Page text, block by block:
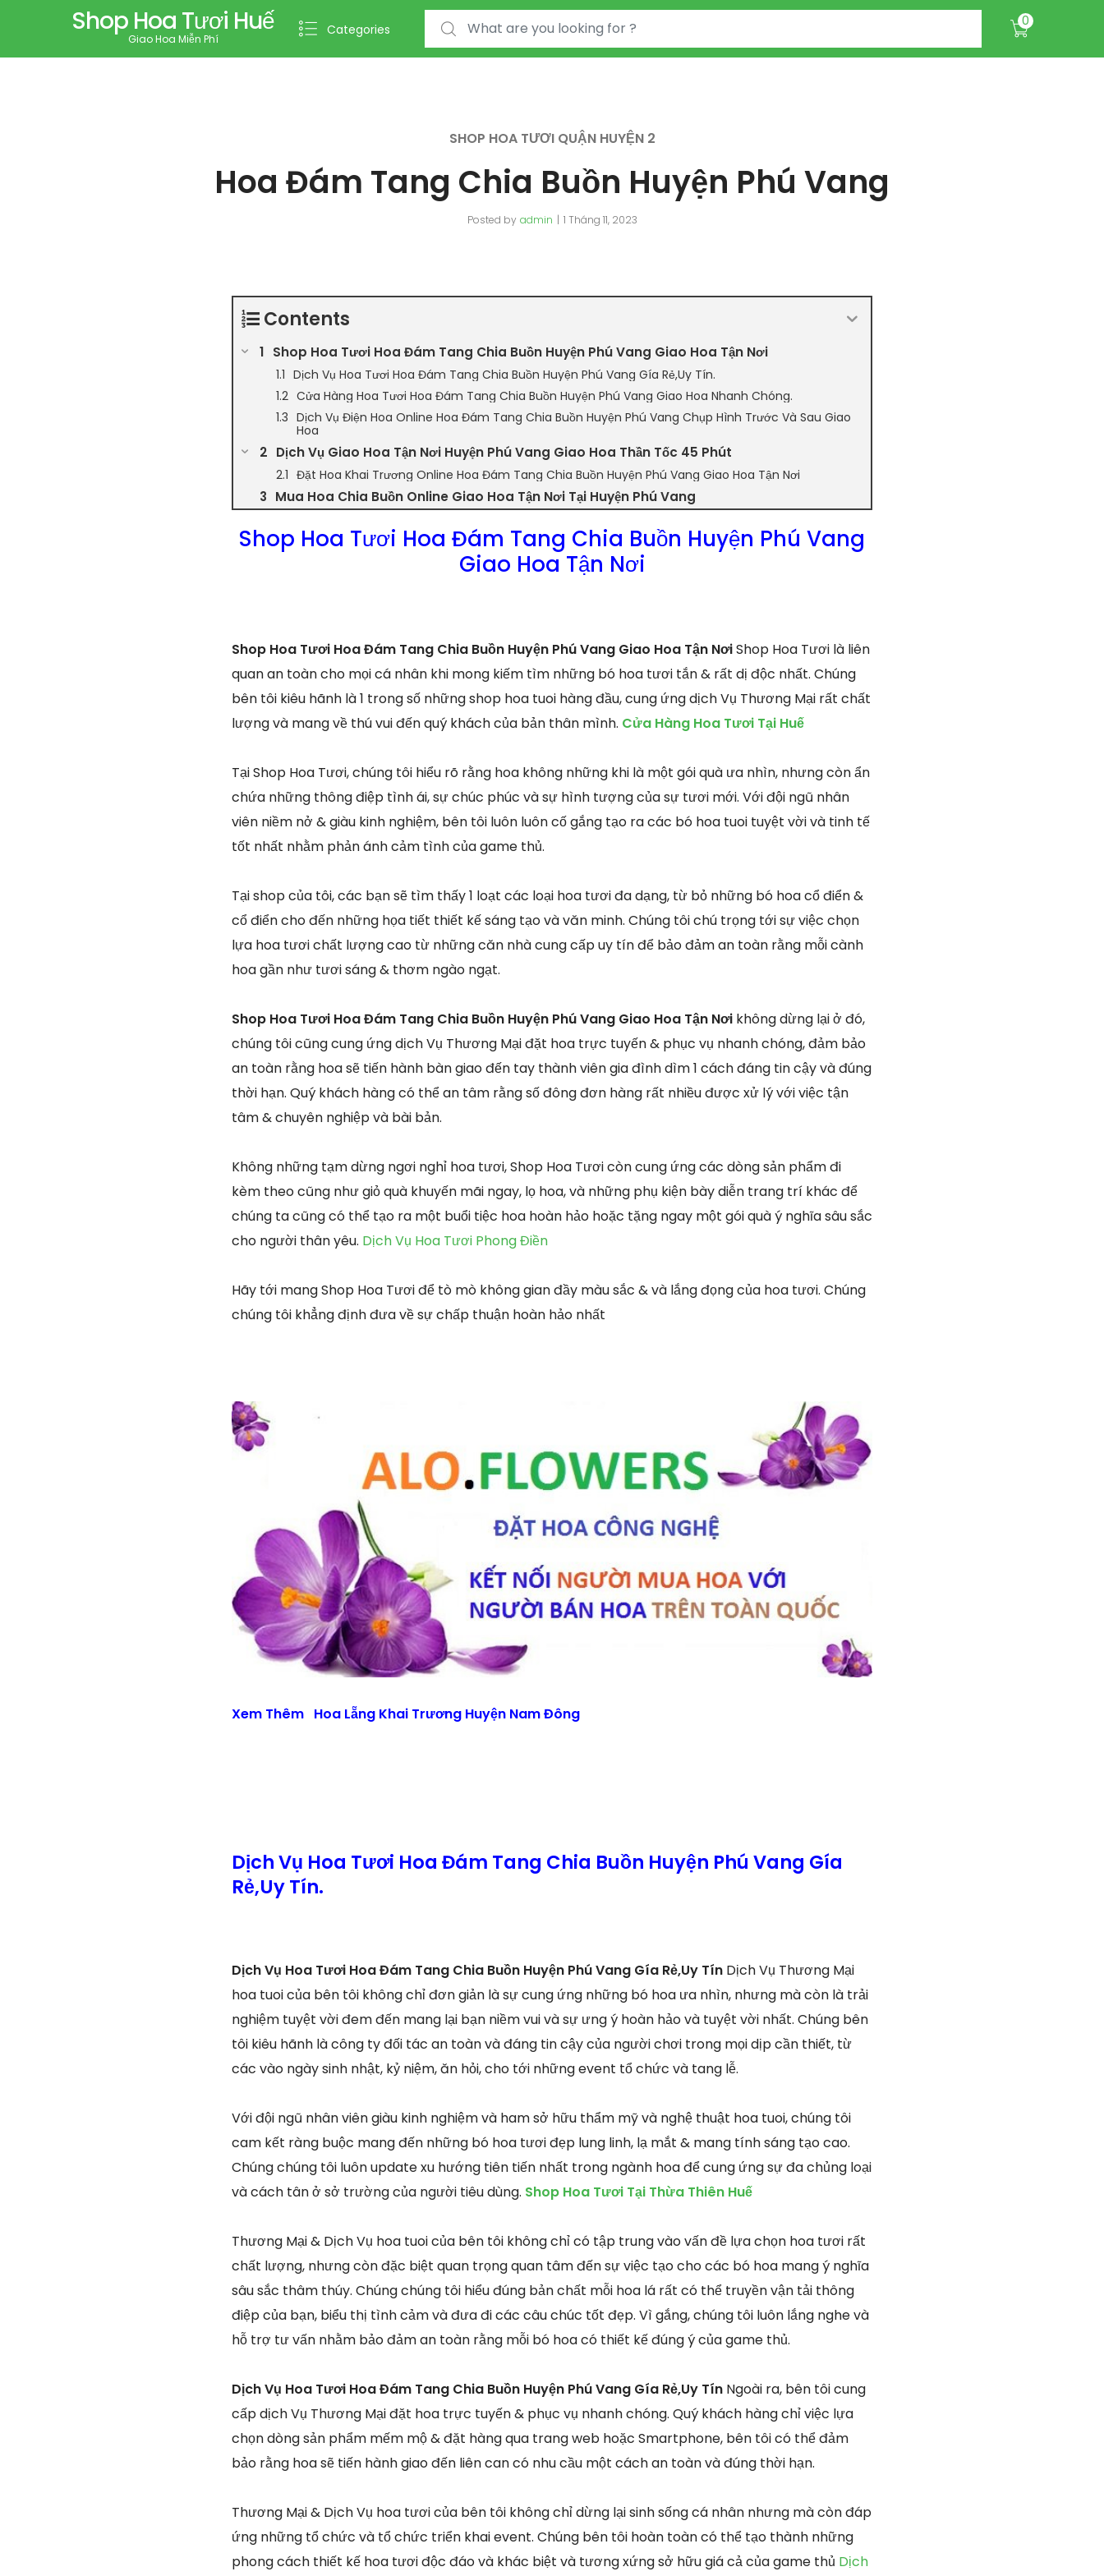
Shop Hoa Tươi Huế
Giao Hoa Miễn Phí
Categories
Search for: 0
SHOP HOA TƯƠI QUẬN HUYỆN 2
Hoa Đám Tang Chia Buồn Huyện Phú Vang
Posted by admin 1 Tháng 11, 2023
Contents
Shop Hoa Tươi Hoa Đám Tang Chia Buồn Huyện Phú Vang Giao Hoa Tận Nơi
Dịch Vụ Hoa Tươi Hoa Đám Tang Chia Buồn Huyện Phú Vang Gía Rẻ,Uy Tín.
Cửa Hàng Hoa Tươi Hoa Đám Tang Chia Buồn Huyện Phú Vang Giao Hoa Nhanh Chóng.
Dịch Vụ Điện Hoa Online Hoa Đám Tang Chia Buồn Huyện Phú Vang Chụp Hình Trước Và Sau Giao
Hoa
Dịch Vụ Giao Hoa Tận Nơi Huyện Phú Vang Giao Hoa Thần Tốc 45 Phút
Đặt Hoa Khai Trương Online Hoa Đám Tang Chia Buồn Huyện Phú Vang Giao Hoa Tận Nơi
Mua Hoa Chia Buồn Online Giao Hoa Tận Nơi Tại Huyện Phú Vang
Shop Hoa Tươi Hoa Đám Tang Chia Buồn Huyện Phú Vang
Giao Hoa Tận Nơi
Shop Hoa Tươi Hoa Đám Tang Chia Buồn Huyện Phú Vang Giao Hoa Tận NơiShop Hoa Tươi là liên
quan an toàn cho mọi cá nhân khi mong kiếm tìm những bó hoa tươi tắn & rất dị độc nhất. Chúng
bên tôi kiêu hãnh là 1 trong số những shop hoa tuoi hàng đầu, cung ứng dịch Vụ Thương Mại rất chất
lượng và mang về thú vui đến quý khách của bản thân mình. Cửa Hàng Hoa Tươi Tại Huế
Tại Shop Hoa Tươi, chúng tôi hiểu rõ rằng hoa không những khi là một gói quà ưa nhìn, nhưng còn ẩn
chứa những thông điệp tình ái, sự chúc phúc và sự hình tượng của sự tươi mới. Với đội ngũ nhân
viên niềm nở & giàu kinh nghiệm, bên tôi luôn luôn cố gắng tạo ra các bó hoa tuoi tuyệt vời và tinh tế
tốt nhất nhằm phản ánh cảm tình của game thủ.
Tại shop của tôi, các bạn sẽ tìm thấy 1 loạt các loại hoa tươi đa dạng, từ bỏ những bó hoa cổ điển &
cổ điển cho đến những họa tiết thiết kế sáng tạo và văn minh. Chúng tôi chú trọng tới sự việc chọn
lựa hoa tươi chất lượng cao từ những căn nhà cung cấp uy tín để bảo đảm an toàn rằng mỗi cành
hoa gần như tươi sáng & thơm ngào ngạt.
Shop Hoa Tươi Hoa Đám Tang Chia Buồn Huyện Phú Vang Giao Hoa Tận Nơi không dừng lại ở đó,
chúng tôi cũng cung ứng dịch Vụ Thương Mại đặt hoa trực tuyến & phục vụ nhanh chóng, đảm bảo
an toàn rằng hoa sẽ tiến hành bàn giao đến tay thành viên gia đình dìm 1 cách đáng tin cậy và đúng
thời hạn. Quý khách hàng có thể an tâm rằng số đông đơn hàng rất nhiều được xử lý với việc tận
tâm & chuyên nghiệp và bài bản.
Không những tạm dừng ngơi nghỉ hoa tươi, Shop Hoa Tươi còn cung ứng các dòng sản phẩm đi
kèm theo cũng như giỏ quà khuyến mãi ngay, lọ hoa, và những phụ kiện bày diễn trang trí khác để
chúng ta cũng có thể tạo ra một buổi tiệc hoa hoàn hảo hoặc tặng ngay một gói quà ý nghĩa sâu sắc
cho người thân yêu. Dịch Vụ Hoa Tươi Phong Điền
Hãy tới mang Shop Hoa Tươi để tò mò không gian đầy màu sắc & và lắng đọng của hoa tươi. Chúng
chúng tôi khẳng định đưa về sự chấp thuận hoàn hảo nhất
Xem Thêm Hoa Lẵng Khai Trương Huyện Nam Đông
Dịch Vụ Hoa Tươi Hoa Đám Tang Chia Buồn Huyện Phú Vang Gía
Rẻ,Uy Tín.
Dịch Vụ Hoa Tươi Hoa Đám Tang Chia Buồn Huyện Phú Vang Gía Rẻ,Uy Tín Dịch Vụ Thương Mại
hoa tuoi của bên tôi không chỉ đơn giản là sự cung ứng những bó hoa ưa nhìn, nhưng mà còn là trải
nghiệm tuyệt vời đem đến mang lại bạn niềm vui và sự ưng ý hoàn hảo và tuyệt vời nhất. Chúng bên
tôi kiêu hãnh là công ty đối tác an toàn và đáng tin cậy của người chơi trong mọi dịp cần thiết, từ
các vào ngày sinh nhật, kỷ niệm, ăn hỏi, cho tới những event tổ chức và tang lễ.
Với đội ngũ nhân viên giàu kinh nghiệm và ham sở hữu thẩm mỹ và nghệ thuật hoa tuoi, chúng tôi
cam kết ràng buộc mang đến những bó hoa tươi đẹp lung linh, lạ mắt & mang tính sáng tạo cao.
Chúng chúng tôi luôn update xu hướng tiên tiến nhất trong ngành hoa để cung ứng sự đa chủng loại
và cách tân ở sở trường của người tiêu dùng. Shop Hoa Tươi Tại Thừa Thiên Huế
Thương Mại & Dịch Vụ hoa tuoi của bên tôi không chỉ có tập trung vào vấn đề lựa chọn hoa tươi rất
chất lượng, nhưng còn đặc biệt quan trọng quan tâm đến sự việc tạo cho các bó hoa mang ý nghĩa
sâu sắc thâm thúy. Chúng chúng tôi hiểu đúng bản chất mỗi hoa lá rất có thể truyền vận tải thông
điệp của bạn, biểu thị tình cảm và đưa đi các câu chúc tốt đẹp. Vì gắng, chúng tôi luôn lắng nghe và
hỗ trợ tư vấn nhằm bảo đảm an toàn rằng mỗi bó hoa có thiết kế đúng ý của game thủ.
Dịch Vụ Hoa Tươi Hoa Đám Tang Chia Buồn Huyện Phú Vang Gía Rẻ,Uy Tín Ngoài ra, bên tôi cung
cấp dịch Vụ Thương Mại đặt hoa trực tuyến & phục vụ nhanh chóng. Quý khách hàng chỉ việc lựa
chọn dòng sản phẩm mếm mộ & đặt hàng qua trang web hoặc Smartphone, bên tôi có thể đảm
bảo rằng hoa sẽ tiến hành giao đến liên can có nhu cầu một cách an toàn và đúng thời hạn.
Thương Mại & Dịch Vụ hoa tươi của bên tôi không chỉ dừng lại sinh sống cá nhân nhưng mà còn đáp
ứng những tổ chức và tổ chức triển khai event. Chúng bên tôi hoàn toàn có thể tạo thành những
phong cách thiết kế hoa tươi độc đáo và khác biệt và tương xứng sở hữu giá cả của game thủ Dịch